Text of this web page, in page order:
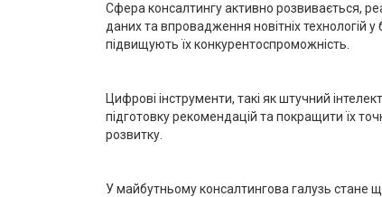
Сфера консалтингу активно розвивається,
даних та впровадження новітніх технологій
підвищують їх конкурентоспроможність.
Цифрові інструменти, такі як штучний
підготовку рекомендацій та покращити їх
розвитку.
У майбутньому консалтингова галузь стане